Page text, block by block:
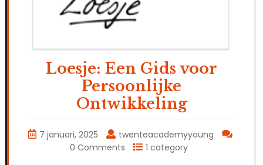
Loesje: Een Gids voor
Persoonlijke
Ontwikkeling
7 januari, 2025
twenteacademyyoung
0 Comments
1 category